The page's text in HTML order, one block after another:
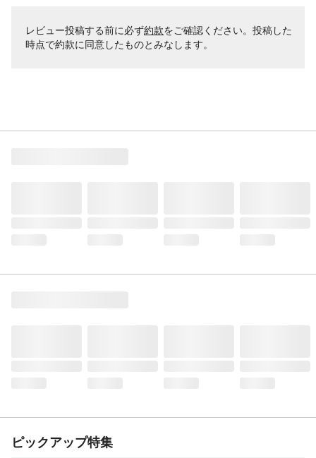
レビュー投稿する前に必ず約款をご確認ください。投稿した
時点で約款に同意したものとみなします。
ピックアップ特集